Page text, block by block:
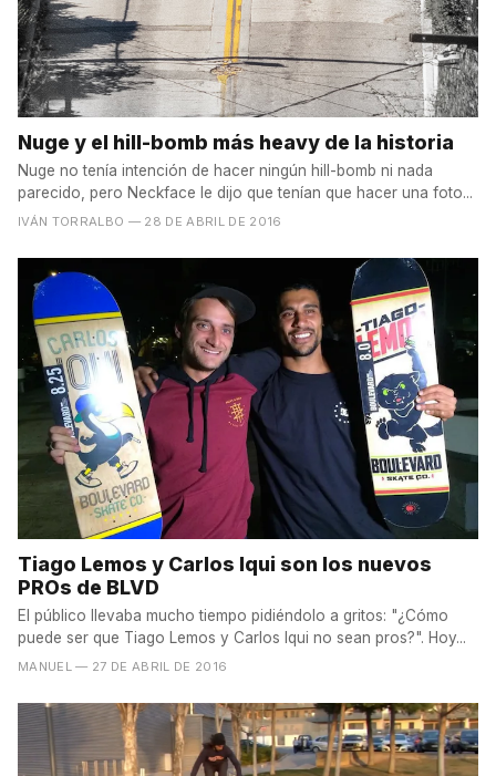
Nuge y el hill-bomb más heavy de la historia
Nuge no tenía intención de hacer ningún hill-bomb ni nada
parecido, pero Neckface le dijo que tenían que hacer una foto...
IVÁN TORRALBO — 28 DE ABRIL DE 2016
Tiago Lemos y Carlos Iqui son los nuevos
PROs de BLVD
El público llevaba mucho tiempo pidiéndolo a gritos: "¿Cómo
puede ser que Tiago Lemos y Carlos Iqui no sean pros?". Hoy...
MANUEL — 27 DE ABRIL DE 2016